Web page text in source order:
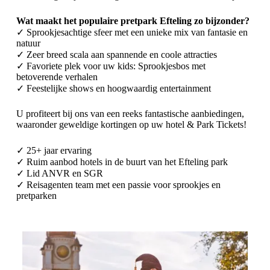
Wat maakt het populaire pretpark Efteling zo bijzonder?
✓ Sprookjesachtige sfeer met een unieke mix van fantasie en
natuur
✓ Zeer breed scala aan spannende en coole attracties
✓ Favoriete plek voor uw kids: Sprookjesbos met
betoverende verhalen
✓ Feestelijke shows en hoogwaardig entertainment
U profiteert bij ons van een reeks fantastische aanbiedingen,
waaronder geweldige kortingen op uw hotel & Park Tickets!
✓ 25+ jaar ervaring
✓ Ruim aanbod hotels in de buurt van het Efteling park
✓ Lid ANVR en SGR
✓ Reisagenten team met een passie voor sprookjes en
pretparken